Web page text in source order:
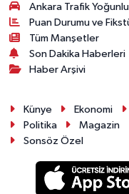
Ankara Trafik
Puan Durumu ve
Tüm Manşetler
Son Dakika Haberleri
Haber Arşivi
Künye Ekonomi
Politika
Magazin
Sonsöz Özel